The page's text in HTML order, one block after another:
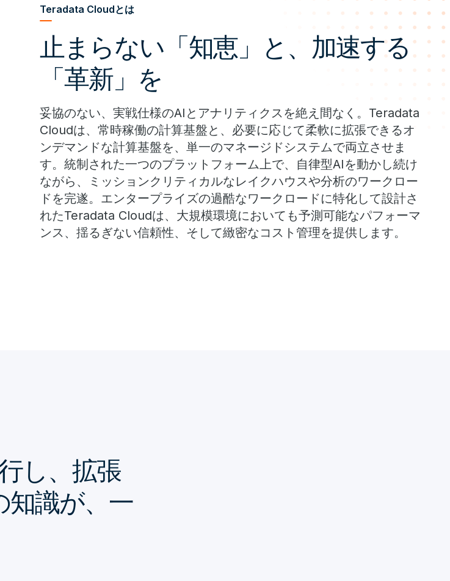
Teradata Cloudとは
止まらない「知恵」と、加速する
「革新」を
妥協のない、実戦仕様のAIとアナリティクスを絶え間なく。Teradata
Cloudは、常時稼働の計算基盤と、必要に応じて柔軟に拡張できるオ
ンデマンドな計算基盤を、単一のマネージドシステムで両立させま
す。統制された一つのプラットフォーム上で、自律型AIを動かし続け
ながら、ミッションクリティカルなレイクハウスや分析のワークロー
ドを完遂。エンタープライズの過酷なワークロードに特化して設計さ
れたTeradata Cloudは、大規模環境においても予測可能なパフォーマ
ンス、揺るぎない信頼性、そして緻密なコスト管理を提供します。
し、拡張
知識が、一